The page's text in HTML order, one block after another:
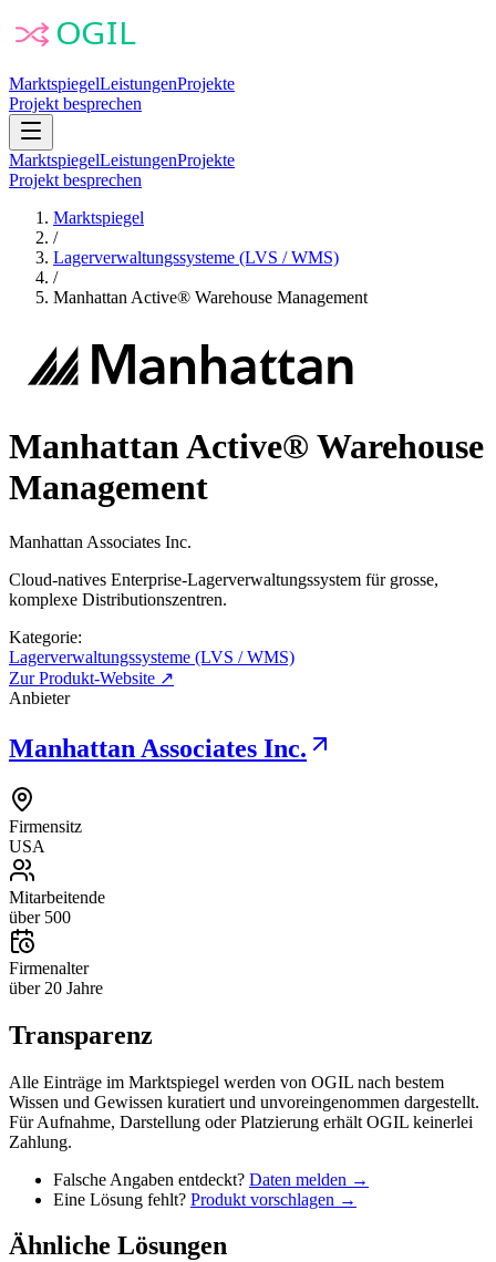
MarktspiegelLeistungenProjekte
Projekt besprechen
MarktspiegelLeistungenProjekte
Projekt besprechen
Marktspiegel
/
Lagerverwaltungssysteme (LVS / WMS)
/
Manhattan Active® Warehouse Management
Manhattan Active® Warehouse
Management
Manhattan Associates Inc.
Cloud-natives Enterprise-Lagerverwaltungssystem für grosse,
komplexe Distributionszentren.
Kategorie:
Lagerverwaltungssysteme (LVS / WMS)
Zur Produkt-Website ↗
Anbieter
Manhattan Associates Inc.
Firmensitz
USA
Mitarbeitende
über 500
Firmenalter
über 20 Jahre
Transparenz
Alle Einträge im Marktspiegel werden von OGIL nach bestem
Wissen und Gewissen kuratiert und unvoreingenommen dargestellt.
Für Aufnahme, Darstellung oder Platzierung erhält OGIL keinerlei
Zahlung.
Falsche Angaben entdeckt? Daten melden →
Eine Lösung fehlt? Produkt vorschlagen →
Ähnliche Lösungen